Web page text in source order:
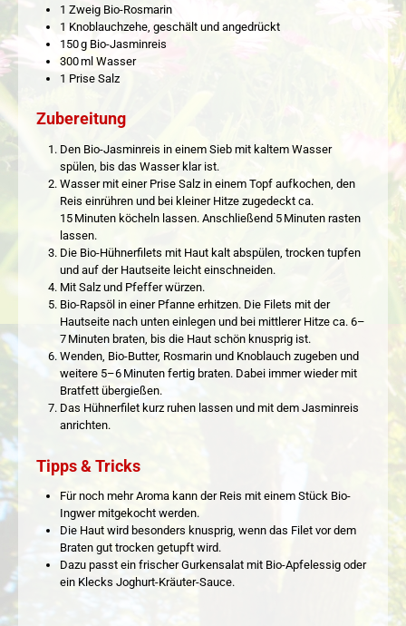
1 Zweig Bio-Rosmarin
1 Knoblauchzehe, geschält und angedrückt
150 g Bio-Jasminreis
300 ml Wasser
1 Prise Salz
Zubereitung
Den Bio-Jasminreis in einem Sieb mit kaltem Wasser
spülen, bis das Wasser klar ist.
Wasser mit einer Prise Salz in einem Topf aufkochen, den
Reis einrühren und bei kleiner Hitze zugedeckt ca.
15 Minuten köcheln lassen. Anschließend 5 Minuten rasten
lassen.
Die Bio-Hühnerfilets mit Haut kalt abspülen, trocken tupfen
und auf der Hautseite leicht einschneiden.
Mit Salz und Pfeffer würzen.
Bio-Rapsöl in einer Pfanne erhitzen. Die Filets mit der
Hautseite nach unten einlegen und bei mittlerer Hitze ca. 6–
7 Minuten braten, bis die Haut schön knusprig ist.
Wenden, Bio-Butter, Rosmarin und Knoblauch zugeben und
weitere 5–6 Minuten fertig braten. Dabei immer wieder mit
Bratfett übergießen.
Das Hühnerfilet kurz ruhen lassen und mit dem Jasminreis
anrichten.
Tipps & Tricks
Für noch mehr Aroma kann der Reis mit einem Stück Bio-
Ingwer mitgekocht werden.
Die Haut wird besonders knusprig, wenn das Filet vor dem
Braten gut trocken getupft wird.
Dazu passt ein frischer Gurkensalat mit Bio-Apfelessig oder
ein Klecks Joghurt-Kräuter-Sauce.